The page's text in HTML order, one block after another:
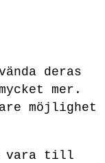
deras
mer.
möjlighet
vara till